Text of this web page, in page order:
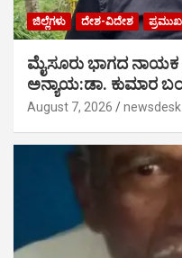
ಜಿಲ್ಲೆಗಳು ದೇಶ-ವಿದೇಶ ಪ್ರಮುಖ
ಮೈಸೂರು ಭಾಗದ
ಅನ್ಯಾಯ:ಡಾ. ಕುಮಾರ
August 7, 2026 newsdesk